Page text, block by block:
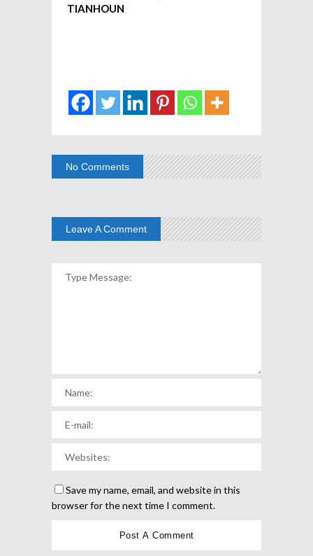
TIANHOUN
No Comments
Leave A Comment
Save my name, email, and website in this
browser for the next time I comment.